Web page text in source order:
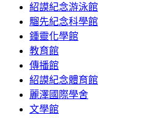
紹謨紀念游泳館
騮先紀念科學館
鍾靈化學館
教育館
傳播館
紹謨紀念體育館
麗澤國際學舍
文學館